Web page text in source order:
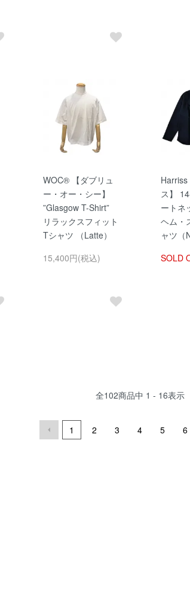
WOC® 【ダブリュ
ー・オー・シー】
”Glasgow T-Shirt”
リラックスフィット
Tシャツ （Latte）
15,400円(税込)
ス】
ートネ
ヘム・
ャツ（
SOLD
全102商品中 1 - 16表示
1 2 3 4 5 6